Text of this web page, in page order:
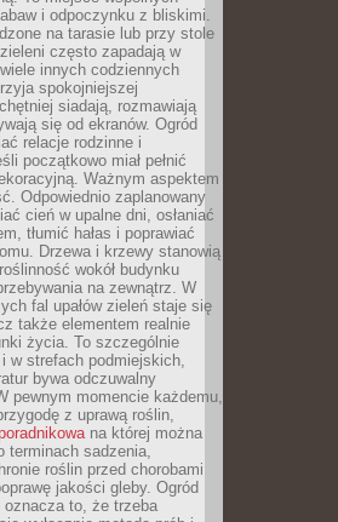
i odpoczynku z bliskimi.
na tarasie lub przy stole
często zapadają w
innych codziennych
spokojniejszej
siadają, rozmawiają
się od ekranów. Ogród
relacje rodzinne i
początkowo miał pełnić
Ważnym aspektem
Odpowiednio zaplanowany
cień w upalne dni, osłaniać
tłumić hałas i poprawiać
Drzewa i krzewy stanowią
wokół budynku
na zewnątrz. W
fal upałów zieleń staje się
także elementem realnie
życia. To szczególnie
w strefach podmiejskich,
bywa odczuwalny
pewnym momencie każdemu,
z uprawą roślin,
na której można
terminach sadzenia,
roślin przed chorobami
jakości gleby. Ogród
to, że trzeba